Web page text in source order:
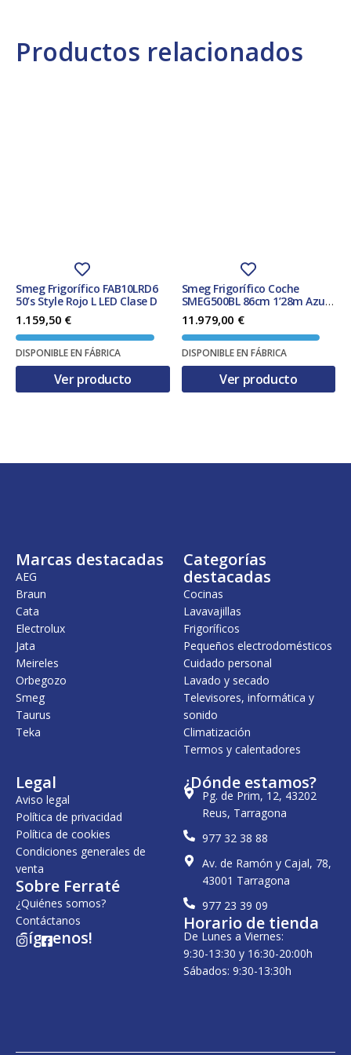
Productos relacionados
Smeg Frigorífico FAB10LRD6
50’s Style Rojo L LED Clase D
1.159,50 €
DISPONIBLE EN FÁBRICA
Ver producto
Smeg Frigorífico Coche
SMEG500BL 86cm 1’28m Azul
109L Clase F
11.979,00 €
DISPONIBLE EN FÁBRICA
Ver producto
Marcas destacadas
AEG
Braun
Cata
Electrolux
Jata
Meireles
Orbegozo
Smeg
Taurus
Teka
Categorías
destacadas
Cocinas
Lavavajillas
Frigoríficos
Pequeños electrodomésticos
Cuidado personal
Lavado y secado
Televisores, informática y
sonido
Climatización
Termos y calentadores
Legal
Aviso legal
Política de privacidad
Política de cookies
Condiciones generales de
venta
Sobre Ferraté
¿Quiénes somos?
Contáctanos
¡Síguenos!
I F
¿Dónde estamos?
Pg. de Prim, 12, 43202
Reus, Tarragona
977 32 38 88
Av. de Ramón y Cajal, 78,
43001 Tarragona
977 23 39 09
Horario de tienda
De Lunes a Viernes:
9:30-13:30 y 16:30-20:00h
Sábados: 9:30-13:30h